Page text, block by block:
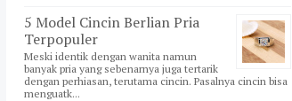
5 Model Cincin Berlian Pria
Terpopuler
Meski identik dengan wanita namun
banyak pria yang sebenarnya juga tertarik
dengan perhiasan, terutama cincin. Pasalnya cincin bisa
menguatk...